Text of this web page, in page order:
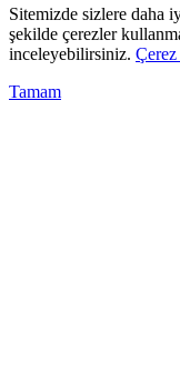
Sitemizde sizlere daha
şekilde çerezler
inceleyebilirsiniz. Çerez
Tamam